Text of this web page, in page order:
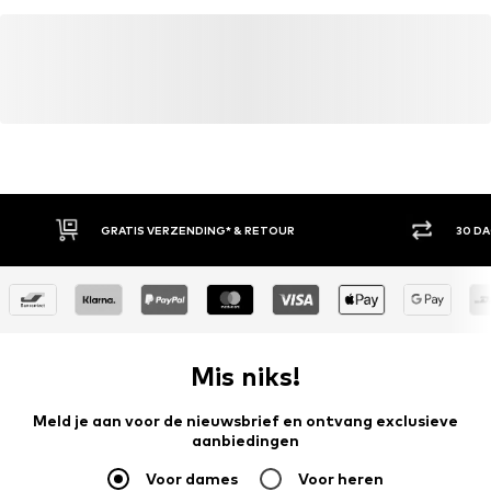
GRATIS VERZENDING* & RETOUR 30
Mis niks!
Meld je aan voor de nieuwsbrief en ontvang exclusieve
aanbiedingen
Voor dames Voor heren